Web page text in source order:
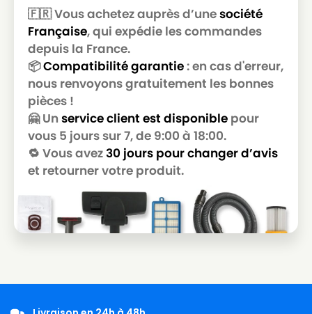
BESTRON
BESTRON VCH 3602
BESTRON
BESTRON VCH 3608 E
BESTRON
BESTRON VCH 4806 E
🇫🇷 Vous achetez auprès d’unesociété
Française, qui expédie les commandes
depuis la France.
📦Compatibilité garantie: en cas d'erreur,
nous renvoyons gratuitement les bonnes
pièces !
🤗 Un service client est disponible pour
vous 5 jours sur 7, de 9:00 à 18:00.
🔁 Vous avez30 jours pour changer d’avis
et retourner votre produit.